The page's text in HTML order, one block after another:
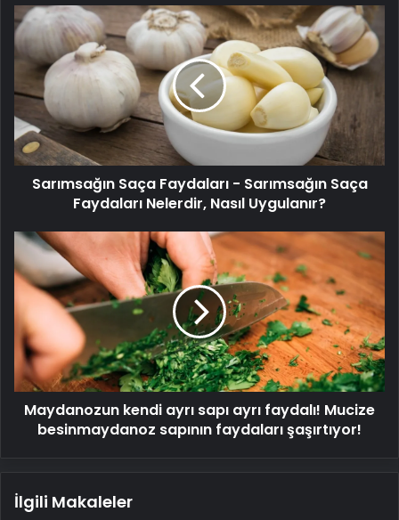
Sarımsağın
Saça
Faydaları
Sarımsağın
Faydaları
Nelerdir,
Nasıl
Uygulanır?
Sarımsağın Saça Faydaları - Sarımsağın Saça
Faydaları Nelerdir, Nasıl Uygulanır?
Maydanozun
kendi
ayrı
sapı
ayrı
faydalı!
Mucize
besinmaydanoz
sapının
faydaları
şaşırtıyor!
Maydanozun kendi ayrı sapı ayrı faydalı! Mucize
besinmaydanoz sapının faydaları şaşırtıyor!
İlgili Makaleler